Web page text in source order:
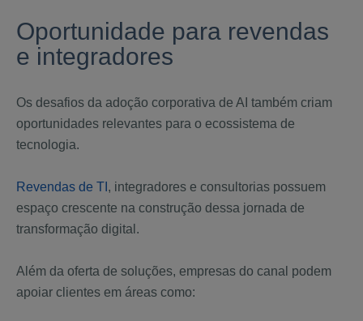
Oportunidade para revendas
e integradores
Os desafios da adoção corporativa de AI também criam
oportunidades relevantes para o ecossistema de
tecnologia.
Revendas de TI , integradores e consultorias possuem
espaço crescente na construção dessa jornada de
transformação digital.
Além da oferta de soluções, empresas do canal podem
apoiar clientes em áreas como: